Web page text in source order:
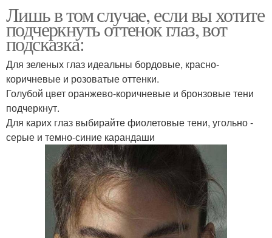
Лишь в том случае, если вы хотите
подчеркнуть оттенок глаз, вот
подсказка:
Для зеленых глаз идеальны бордовые, красно-
коричневые и розоватые оттенки.
Голубой цвет оранжево-коричневые и бронзовые тени
подчеркнут.
Для карих глаз выбирайте фиолетовые тени, угольно -
серые и темно-синие карандаши